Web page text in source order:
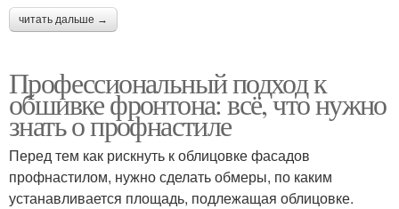
читать дальше →
Профессиональный подход к
обшивке фронтона: всё, что нужно
знать о профнастиле
Перед тем как рискнуть к облицовке фасадов
профнастилом, нужно сделать обмеры, по каким
устанавливается площадь, подлежащая облицовке.